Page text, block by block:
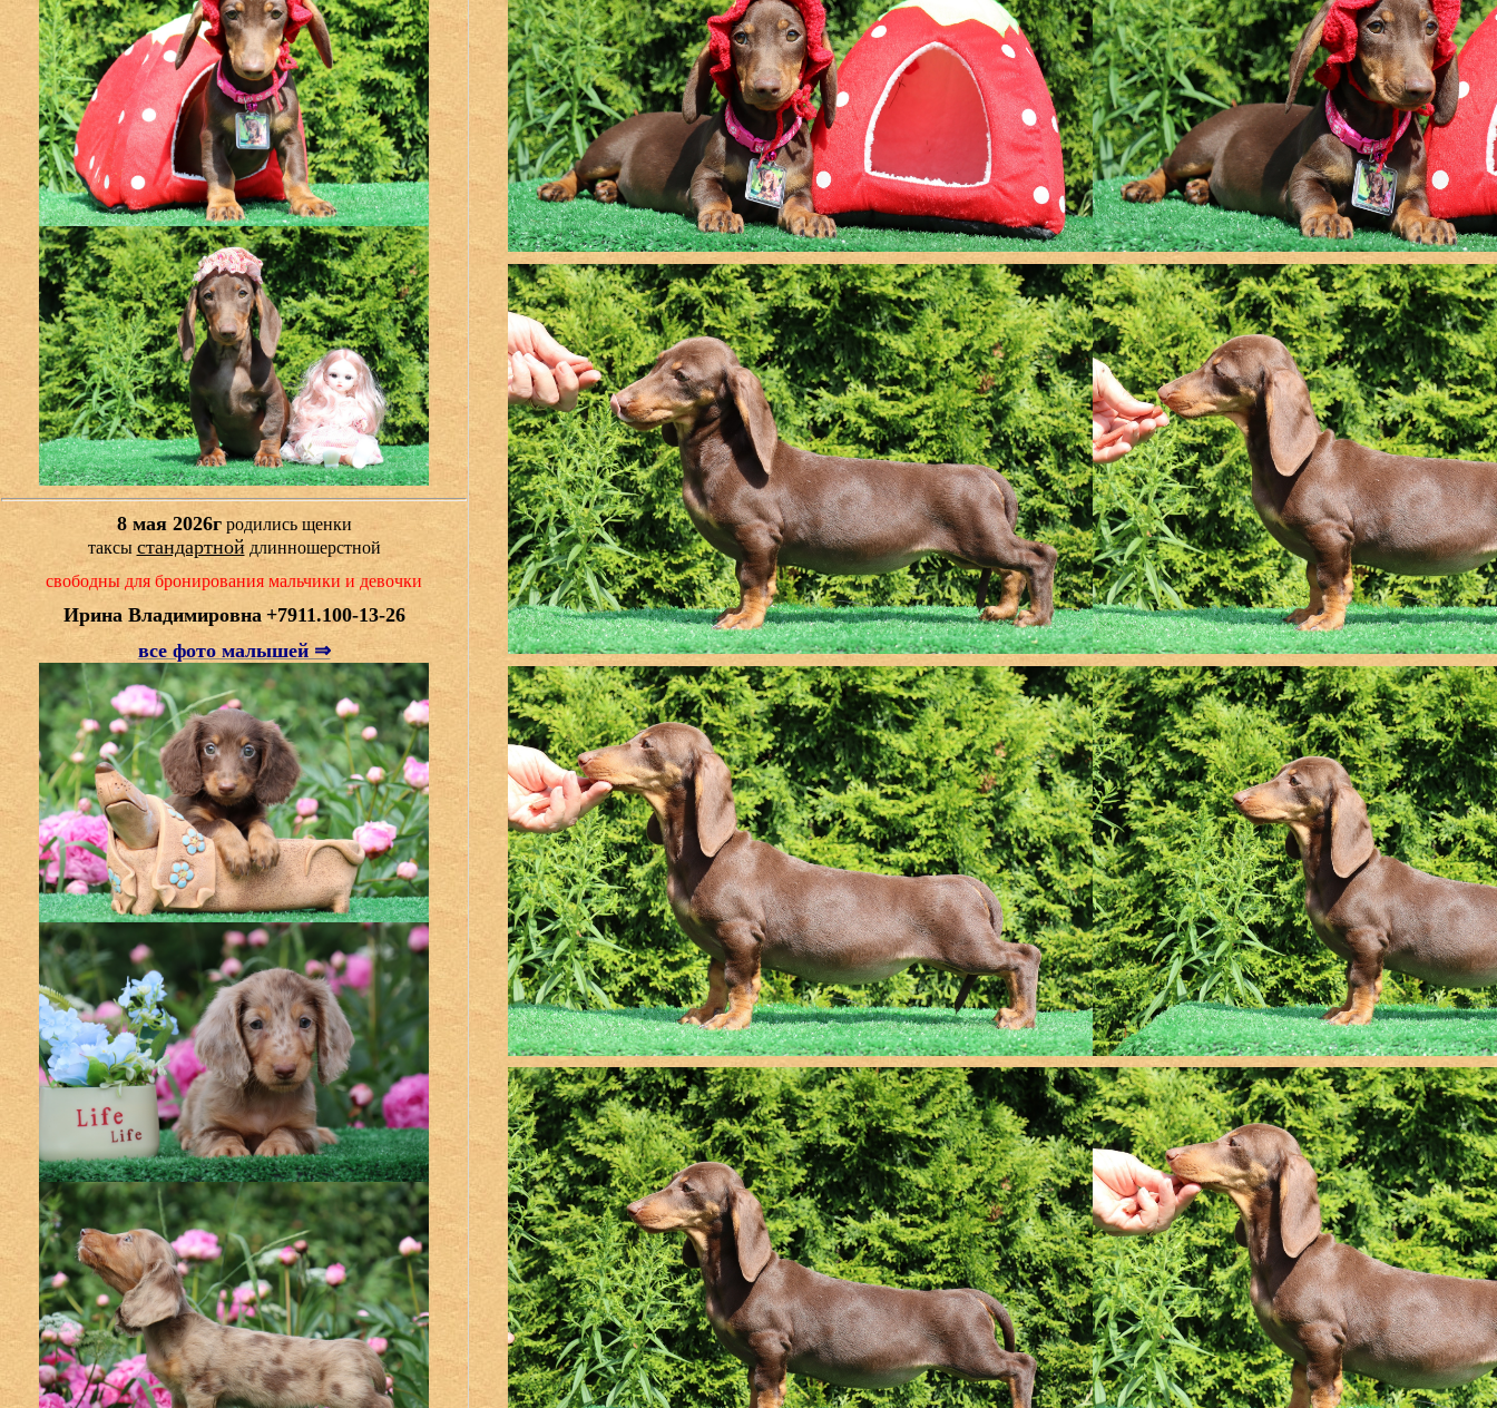
8 мая 2026г родились щенки
таксы стандартнойдлинношерстной
свободны для бронирования мальчики и девочки
Ирина Владимировна +7911.100-13-26
все фото малышей ⇒